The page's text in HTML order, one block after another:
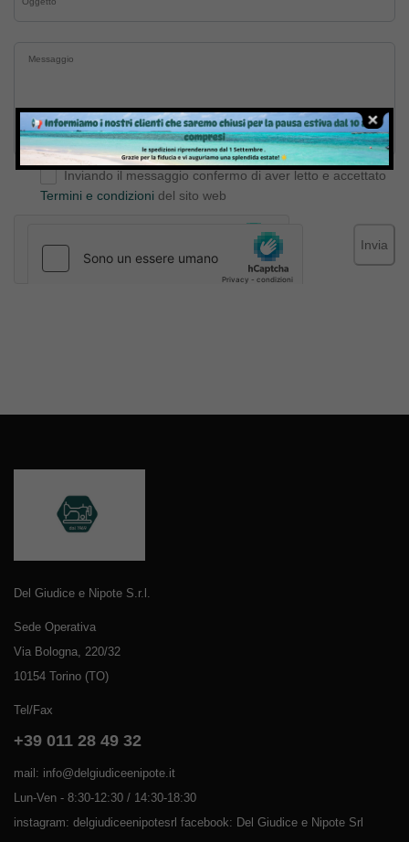
Inviando il messaggio confermo di aver letto e accettato
Termini e condizioni del sito web
Invia
Del Giudice e Nipote S.r.l.
Sede Operativa
Via Bologna, 220/32
10154 Torino (TO)
Tel/Fax
+39 011 28 49 32
mail: info@delgiudiceenipote.it
Lun-Ven - 8:30-12:30 / 14:30-18:30
instagram: delgiudiceenipotesrl facebook: Del Giudice e Nipote Srl